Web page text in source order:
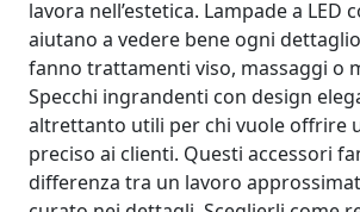
lavora nell’estetica. Lampade a LED
aiutano a vedere bene ogni
fanno trattamenti viso, massaggi o
Specchi ingrandenti con design
altrettanto utili per chi vuole offrire
preciso ai clienti. Questi accessori
differenza tra un lavoro